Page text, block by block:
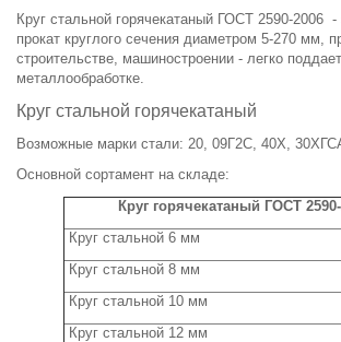
Круг стальной горячекатаный ГОСТ 2590-2006 -
прокат круглого сечения диаметром 5-270 мм,
строительстве, машиностроении - легко
металлообработке.
Круг стальной горячекатаный
Возможные марки стали: 20, 09Г2С, 40Х,
Основной сортамент на складе:
Круг горячекатаный ГОСТ
Круг стальной 6 мм
Круг стальной 8 мм
Круг стальной 10 мм
Круг стальной 12 мм